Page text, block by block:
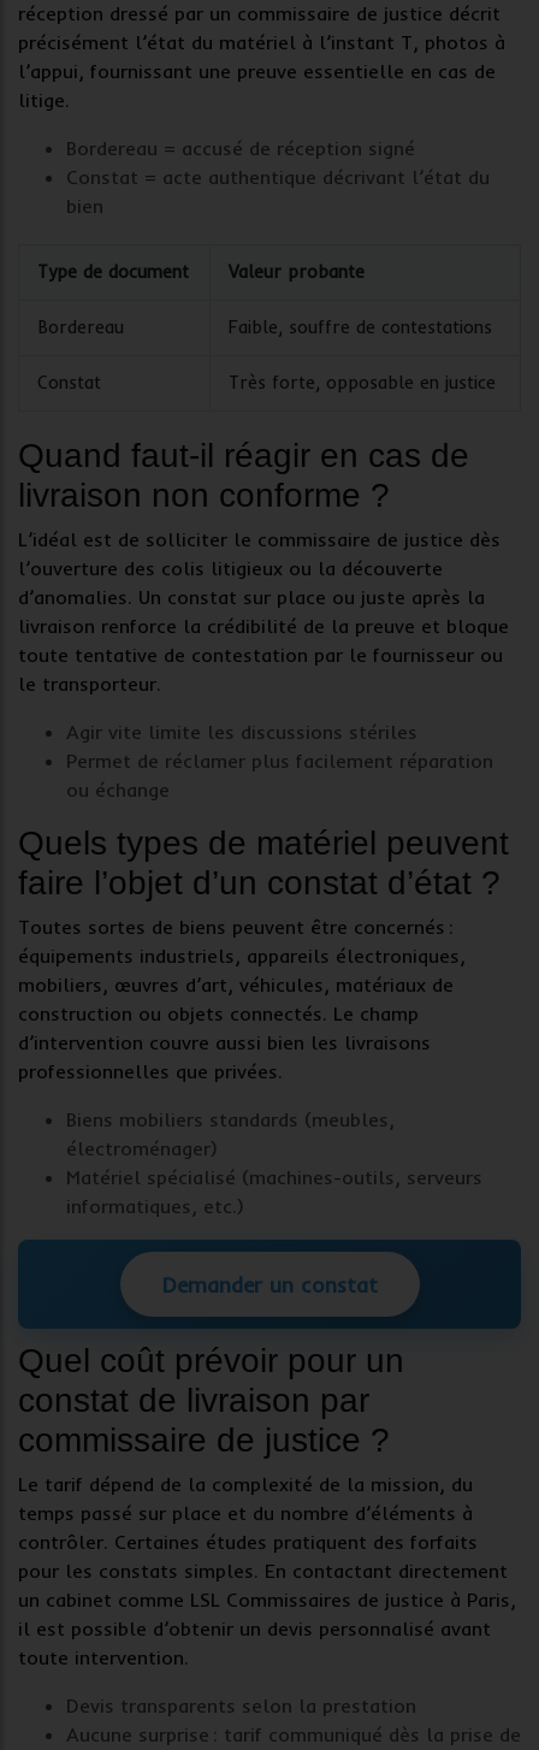
réception dressé par un commissaire de justice décrit
précisément l’état du matériel à l’instant T, photos à
l’appui, fournissant une preuve essentielle en cas de
litige.
Bordereau = accusé de réception signé
Constat = acte authentique décrivant l’état du
bien
Type de document Valeur probante
Bordereau Faible, souffre de contestations
Constat Très forte, opposable en justice
Quand faut-il réagir en cas de
livraison non conforme ?
L’idéal est de solliciter le commissaire de justice dès
l’ouverture des colis litigieux ou la découverte
d’anomalies. Un constat sur place ou juste après la
livraison renforce la crédibilité de la preuve et bloque
toute tentative de contestation par le fournisseur ou
le transporteur.
Agir vite limite les discussions stériles
Permet de réclamer plus facilement réparation
ou échange
Quels types de matériel peuvent
faire l’objet d’un constat d’état ?
Toutes sortes de biens peuvent être concernés :
équipements industriels, appareils électroniques,
mobiliers, œuvres d’art, véhicules, matériaux de
construction ou objets connectés. Le champ
d’intervention couvre aussi bien les livraisons
professionnelles que privées.
Biens mobiliers standards (meubles,
électroménager)
Matériel spécialisé (machines-outils, serveurs
informatiques, etc.)
Demander un constat
Quel coût prévoir pour un
constat de livraison par
commissaire de justice ?
Le tarif dépend de la complexité de la mission, du
temps passé sur place et du nombre d’éléments à
contrôler. Certaines études pratiquent des forfaits
pour les constats simples. En contactant directement
un cabinet comme LSL Commissaires de justice à Paris,
il est possible d’obtenir un devis personnalisé avant
toute intervention.
Devis transparents selon la prestation
Aucune surprise : tarif communiqué dès la prise de